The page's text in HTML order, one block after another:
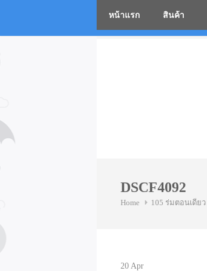
หน้าแรก สินค้า
DSCF4092
Home 105 ร่มตอนเดีย
20 Apr